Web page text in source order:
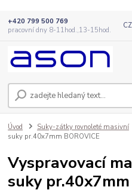
+420 799 500 769
pracovní dny 8-11hod.,13-15hod.
Úvod Suky-zátky rovnoleté masivní
suky pr.40x7mm BOROVICE
Vyspravovací
suky pr.40x7mm